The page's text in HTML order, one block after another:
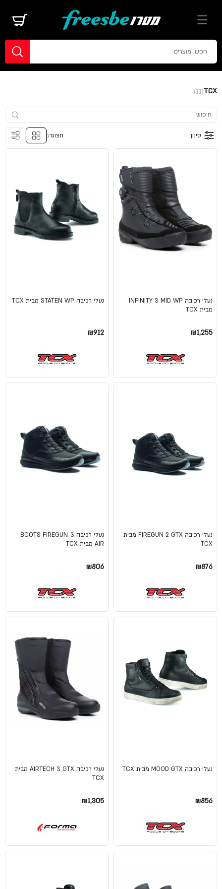
TCX
(11)
סינון תצוגה:
נעלי רכיבה INFINITY 3 MID WP
מבית TCX
₪1,255
נעלי רכיבה STATEN WP מבית TCX
₪912
נעלי רכיבה FIREGUN-2 GTX מבית
TCX
₪876
נעלי רכיבה BOOTS FIREGUN-3
AIR מבית TCX
₪806
נעלי רכיבה MOOD GTX מבית TCX
₪856
נעלי רכיבה AIRTECH 3 GTX מבית
TCX
₪1,305